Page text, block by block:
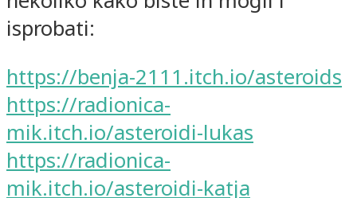
isprobati:
https://benja-2111.itch.io/asteroids
https://radionica-
mik.itch.io/asteroidi-lukas
https://radionica-
mik.itch.io/asteroidi-katja